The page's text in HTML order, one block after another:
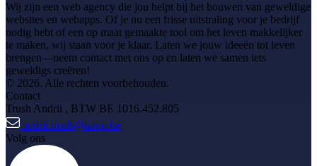
Wij zijn een web agency die jou helpt bij het bouwen van geweldige
websites en webapps. Of je nu een frisse uitstraling voor je bedrijf
nodig hebt of een op maat gemaakte tool om het leven makkelijker
te maken, wij staan voor je klaar. Laten we jouw ideeën tot leven
brengen—neem contact met ons op en laten we samen iets
geweldigs creëren!
© 2026. Alle rechten voorbehouden.
Contact
Trush Andrii , BTW BE 1016.452.805
andrii.trush@isapp.be
Volg ons